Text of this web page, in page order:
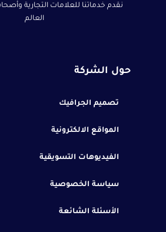
نقدم خدماتنا للعلامات التجارية
العالم
حول الشركة
تصميم الجرافيك
المواقع الالكترونية
الفيديوهات التسويقية
سياسة الخصوصية
الأسئلة الشائعة